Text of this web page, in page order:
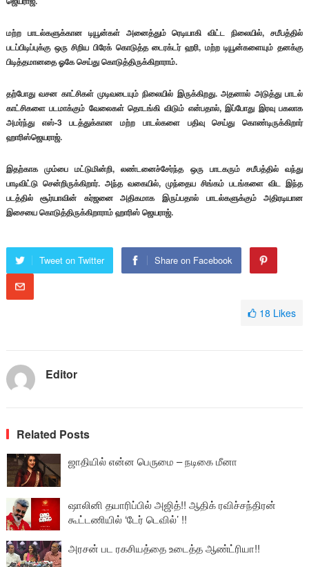
மற்ற பாடல்களுக்கான டியூன்கள் அனைத்தும் ரெடியாகி விட்ட நிலையில், சமீபத்தில்
படப்பிடிப்புக்கு ஒரு சிறிய பிரேக் கொடுத்த டைரக்டர் ஹரி, மற்ற டியூன்களையும் தனக்கு
பிடித்தமானதை ஓகே செய்து கொடுத்திருக்கிறாராம்.
தற்போது வசன காட்சிகள் முடிவடையும் நிலையில் இருக்கிறது. அதனால் அடுத்து பாடல்
காட்சிகளை படமாக்கும் வேலைகள் தொடங்கி விடும் என்பதால், இப்போது இரவு பகலாக
அமர்ந்து எஸ்-3 படத்துக்கான மற்ற பாடல்களை பதிவு செய்து கொண்டிருக்கிறார்
ஹாரிஸ்ஜெயராஜ்.
இதற்காக மும்பை மட்டுமின்றி, லண்டனைச்சேர்ந்த ஒரு பாடகரும் சமீபத்தில் வந்து
பாடிவிட்டு சென்றிருக்கிறார். அந்த வகையில், முந்தைய சிங்கம் படங்களை விட இந்த
படத்தில் சூர்யாவின் கர்ஜனை அதிகமாக இருப்பதால் பாடல்களுக்கும் அதிரடியான
இசையை கொடுத்திருக்கிறாராம் ஹாரிஸ் ஜெயராஜ்.
Tweet on Twitter Share on Facebook
18 Likes
Editor
Related Posts
ஜாதியில் என்ன பெருமை – நடிகை மீனா
ஷாலினி தயாரிப்பில் அஜித்!! ஆதிக் ரவிச்சந்திரன்
கூட்டணியில் ‘டேர் டெவில்’ !!
அரசன் பட ரகசியத்தை உடைத்த ஆண்ட்ரியா!!